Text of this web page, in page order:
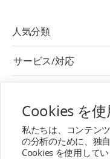
人気分類
サービス/対応
T-MOTORについて
連絡先
Cookies を
私たちは、コンテン
の分析のために、独
Cookies を使用してい